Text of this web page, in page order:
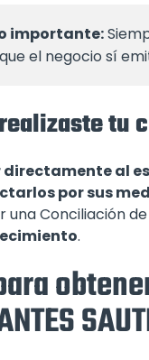
importante:
el negocio sí
tu
directamente al
por sus
una Conciliación
.